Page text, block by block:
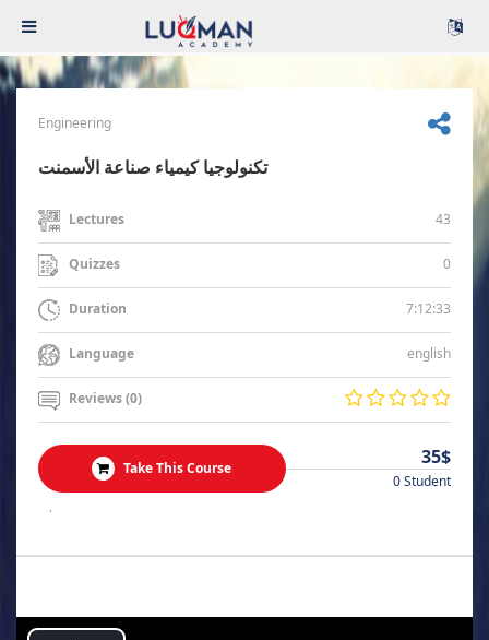
Engineering
تكنولوجيا كيمياء صناعة الأسمنت
Lectures 43
Quizzes 0
Duration 7:12:33
Language english
Reviews (0)
Take This Course 35$
0 Student
.